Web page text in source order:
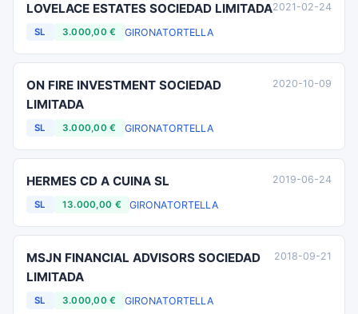
LOVELACE ESTATES SOCIEDAD LIMITADA
SL 3.000,00 € GIRONATORTELLA
2021-02-24
ON FIRE INVESTMENT SOCIEDAD
LIMITADA
SL 3.000,00 € GIRONATORTELLA
2020-10-09
HERMES CD A CUINA SL
SL 13.000,00 € GIRONATORTELLA
2019-06-24
MSJN FINANCIAL ADVISORS SOCIEDAD
LIMITADA
SL 3.000,00 € GIRONATORTELLA
2018-09-21